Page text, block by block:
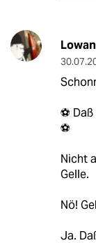
⚽️
⚽️
Nicht
Gelle.
Nö!
Ja.